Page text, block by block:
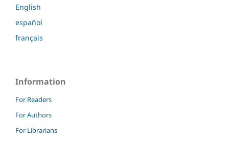
English
español
français
Information
For Readers
For Authors
For Librarians